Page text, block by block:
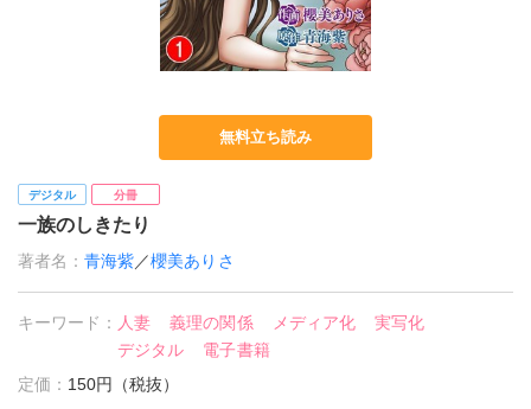
無料立ち読み
デジタル 分冊
一族のしきたり
著者名：青海紫／櫻美ありさ
キーワード： 人妻 義理の関係 メディア化
実写化
デジタル
電子書籍
定価： 150円（税抜）